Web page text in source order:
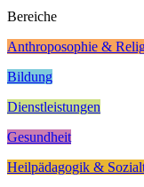
Bereiche
Anthroposophie &
Bildung
Dienstleistungen
Gesundheit
Heilpädagogik &